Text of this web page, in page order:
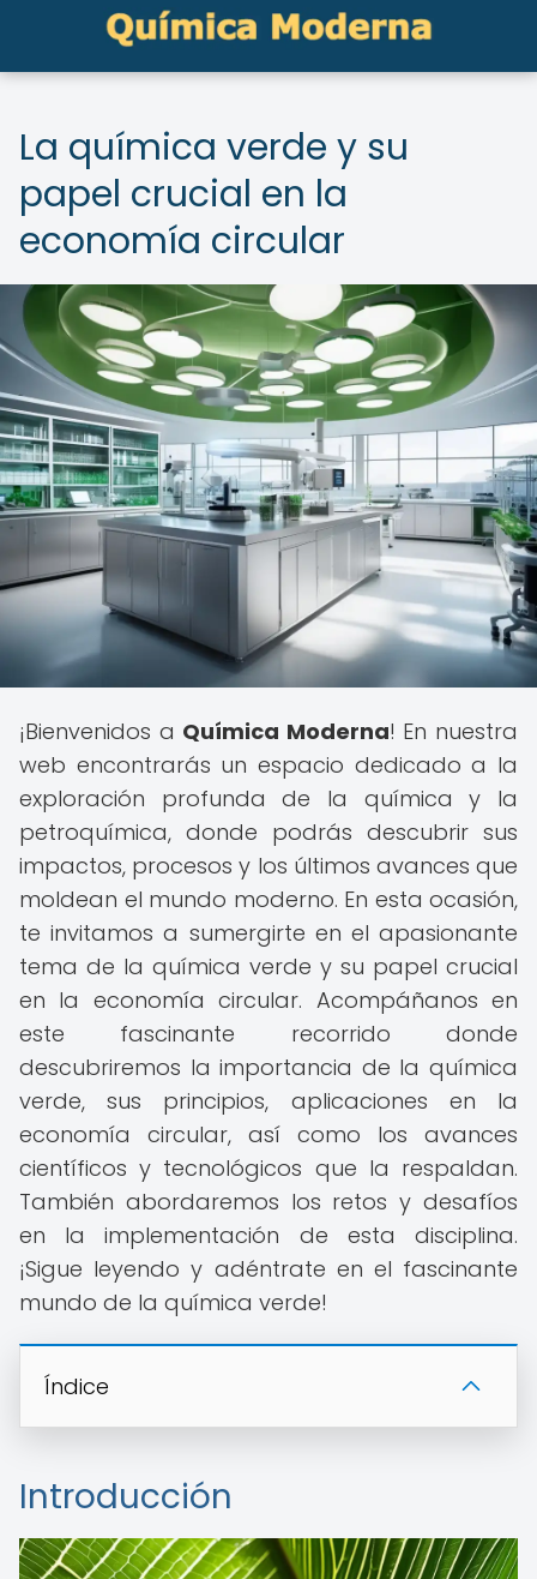
La química verde y su
papel crucial en la
economía circular
¡Bienvenidos a Química Moderna! En nuestra
web encontrarás un espacio dedicado a la
exploración profunda de la química y la
petroquímica, donde podrás descubrir sus
impactos, procesos y los últimos avances que
moldean el mundo moderno. En esta ocasión,
te invitamos a sumergirte en el apasionante
tema de la química verde y su papel crucial
en la economía circular. Acompáñanos en
este fascinante recorrido donde
descubriremos la importancia de la química
verde, sus principios, aplicaciones en la
economía circular, así como los avances
científicos y tecnológicos que la respaldan.
También abordaremos los retos y desafíos
en la implementación de esta disciplina.
¡Sigue leyendo y adéntrate en el fascinante
mundo de la química verde!
Índice
Introducción